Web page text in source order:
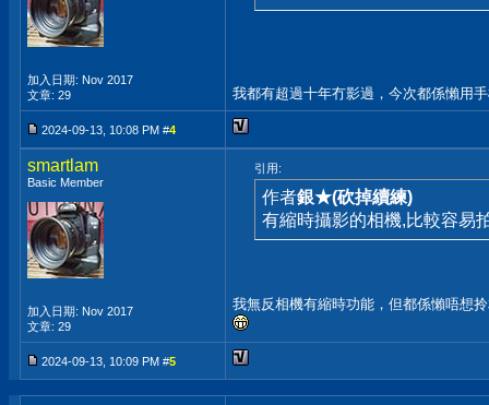
加入日期: Nov 2017
文章: 29
我都有超過十年冇影過，今次都係懶用
2024-09-13, 10:08 PM #4
smartlam
Basic Member
加入日期: Nov 2017
文章: 29
引用:
作者銀★(砍掉續練)
有縮時攝影的相機,比較容易
我無反相機有縮時功能，但都係懶唔想
2024-09-13, 10:09 PM #5